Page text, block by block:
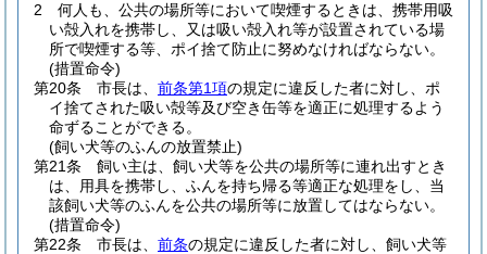
2
何人も、公共の場所等において喫煙するときは、携帯用吸
い殻入れを携帯し、又は吸い殻入れ等が設置されている場
所で喫煙する等、ポイ捨て防止に努めなければならない。
(措置命令)
第20条
市長は、 前条第1項の規定に違反した者に対し、ポ
イ捨てされた吸い殻等及び空き缶等を適正に処理するよう
命ずることができる。
(飼い犬等のふんの放置禁止)
第21条
飼い主は、飼い犬等を公共の場所等に連れ出すとき
は、用具を携帯し、ふんを持ち帰る等適正な処理をし、当
該飼い犬等のふんを公共の場所等に放置してはならない。
(措置命令)
第22条
市長は、 前条の規定に違反した者に対し、飼い犬等